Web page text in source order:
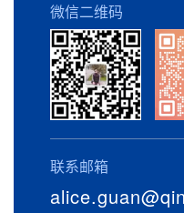
微信二维码
联系邮箱